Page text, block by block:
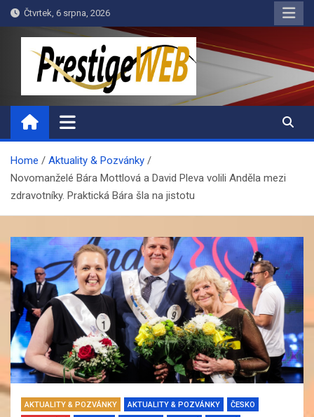
Skip
to
Čtvrtek, 6 srpna, 2026
PrestigeWEB
Home
Aktuality & Pozvánky
Novomanželé Bára Mottlová a David Pleva volili Anděla mezi
zdravotníky. Praktická Bára šla na jistotu
AKTUALITY & POZVÁNKY AKTUALITY & POZVÁNKY
ČESKO